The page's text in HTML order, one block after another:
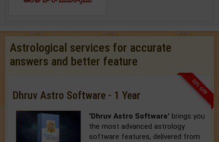
Astrological services for accurate
answers and better feature
33% OFF
Dhruv Astro Software - 1 Year
'Dhruv Astro Software' brings you
the most advanced astrology
software features, delivered from